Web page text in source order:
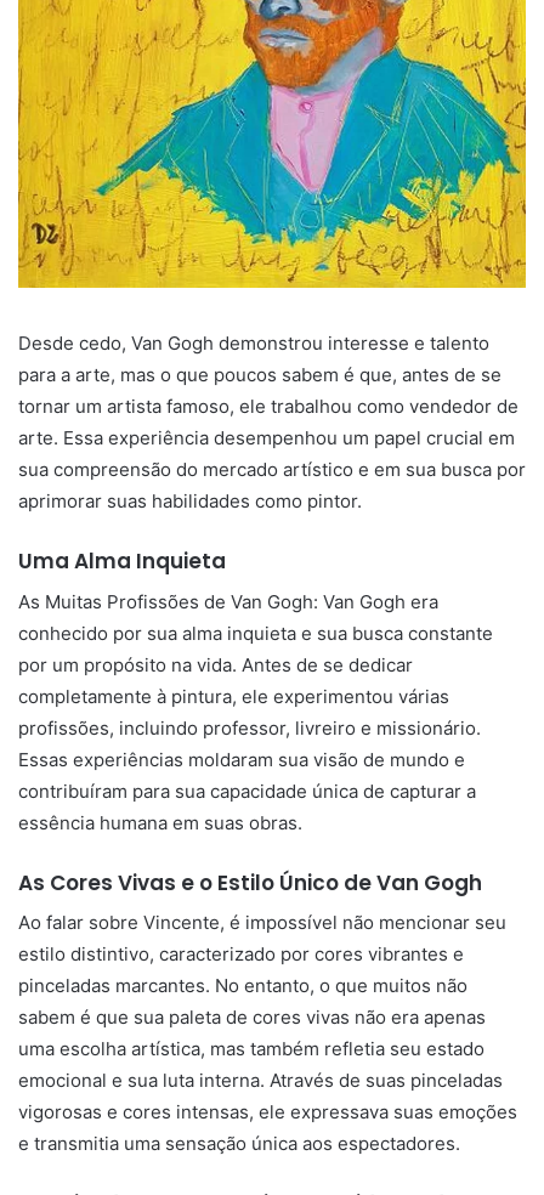
Desde cedo, Van Gogh demonstrou interesse e talento
para a arte, mas o que poucos sabem é que, antes de se
tornar um artista famoso, ele trabalhou como vendedor de
arte. Essa experiência desempenhou um papel crucial em
sua compreensão do mercado artístico e em sua busca por
aprimorar suas habilidades como pintor.
Uma Alma Inquieta
As Muitas Profissões de Van Gogh: Van Gogh era
conhecido por sua alma inquieta e sua busca constante
por um propósito na vida. Antes de se dedicar
completamente à pintura, ele experimentou várias
profissões, incluindo professor, livreiro e missionário.
Essas experiências moldaram sua visão de mundo e
contribuíram para sua capacidade única de capturar a
essência humana em suas obras.
As Cores Vivas e o Estilo Único de Van Gogh
Ao falar sobre Vincente, é impossível não mencionar seu
estilo distintivo, caracterizado por cores vibrantes e
pinceladas marcantes. No entanto, o que muitos não
sabem é que sua paleta de cores vivas não era apenas
uma escolha artística, mas também refletia seu estado
emocional e sua luta interna. Através de suas pinceladas
vigorosas e cores intensas, ele expressava suas emoções
e transmitia uma sensação única aos espectadores.